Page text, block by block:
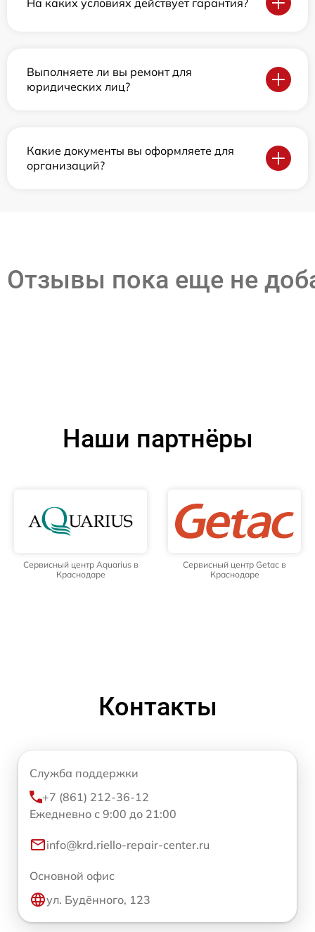
Выполняете ли вы ремонт для
юридических лиц?
Какие документы вы оформляете для
организаций?
Отзывы пока еще не
Наши партнёры
Сервисный центр Aquarius в
Краснодаре
Сервисный центр Getac в
Краснодаре
Контакты
Служба поддержки
+7 (861) 212-36-12
Ежедневно с 9:00 до 21:00
info@krd.riello-repair-center.ru
Основной офис
ул. Будённого, 123